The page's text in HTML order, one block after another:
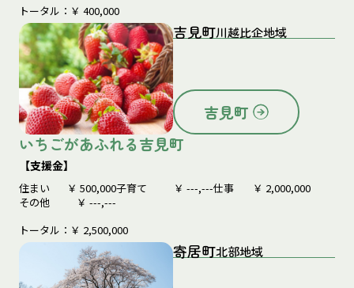
トータル：￥ 400,000
吉見町川越比企地域
吉見町
いちごがあふれる吉見町
【支援金】
住まい ￥ 500,000子育て ￥ ---,---仕事 ￥ 2,000,000
その他
￥ ---,---
トータル：￥ 2,500,000
寄居町北部地域